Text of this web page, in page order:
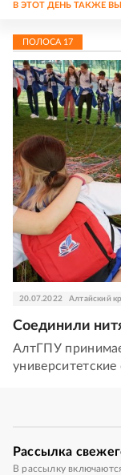
В ЭТОТ ДЕНЬ ТАКЖЕ
ПОЛОСА 17
20.07.2022 Алтайский
Соединили
АлтГПУ
Рассылка
В рассылку